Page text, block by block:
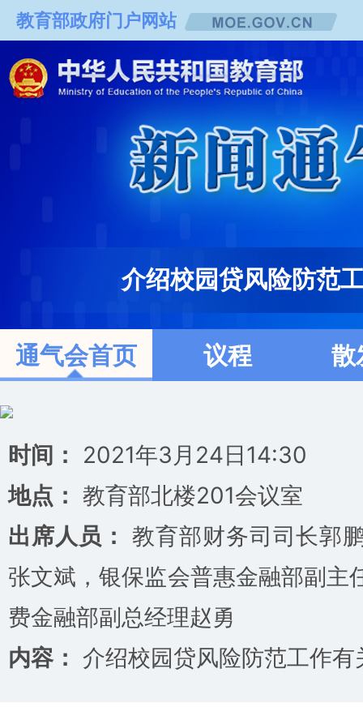
教育部政府门户网站
介绍校园贷风险防范
通气会首页 议程 散
时间：
2021年3月24日14:30
地点： 教育部北楼201会议室
出席人员： 教育部财务司司长郭
张文斌，银保监会普惠金融部副主
费金融部副总经理赵勇
内容： 介绍校园贷风险防范工作有